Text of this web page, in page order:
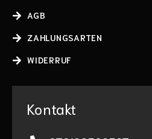
AGB
ZAHLUNGSARTEN
WIDERRUF
Kontakt